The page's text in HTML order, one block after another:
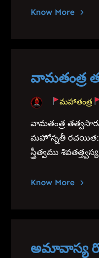
Know More
వామతంత్ర
మహాతంత్ర
వామతంత్ర
మహోన్నతీ రచయిత:
స్త్రీత్వము
Know More
అమావాస్య